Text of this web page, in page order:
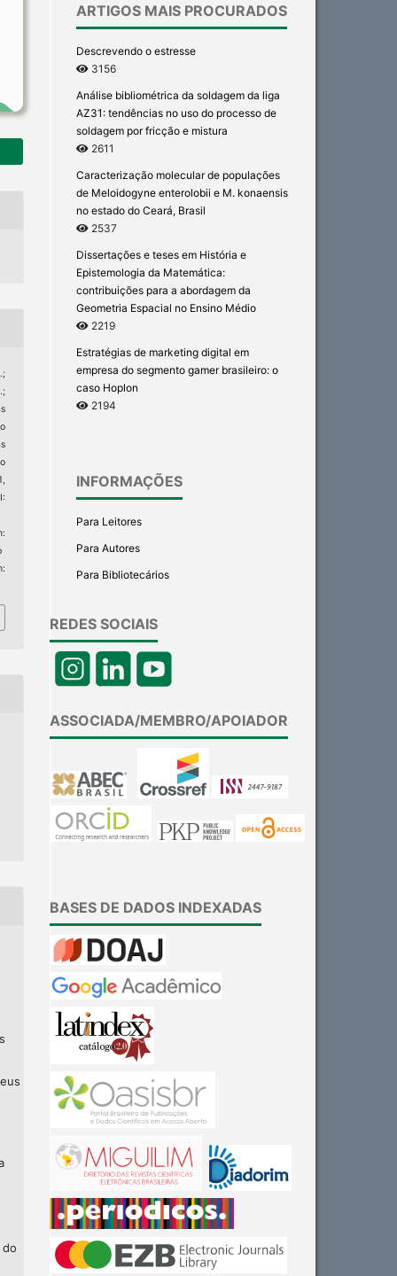
ARTIGOS MAIS PROCURADOS
Descrevendo o estresse
3156
Análise bibliométrica da soldagem da liga
AZ31: tendências no uso do processo de
soldagem por fricção e mistura
2611
Caracterização molecular de populações
de Meloidogyne enterolobii e M. konaensis
no estado do Ceará, Brasil
2537
Dissertações e teses em História e
Epistemologia da Matemática:
contribuições para a abordagem da
Geometria Espacial no Ensino Médio
2219
Estratégias de marketing digital em
empresa do segmento gamer brasileiro: o
caso Hoplon
2194
INFORMAÇÕES
Para Leitores
Para Autores
Para Bibliotecários
REDES SOCIAIS
ASSOCIADA/MEMBRO/APOIADOR
BASES DE DADOS INDEXADAS